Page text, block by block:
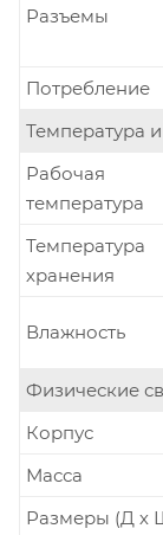
Разъемы
Потребление
Температура
Рабочая
температура
Температура
хранения
Влажность
Физические
Корпус
Масса
Размеры (Д х